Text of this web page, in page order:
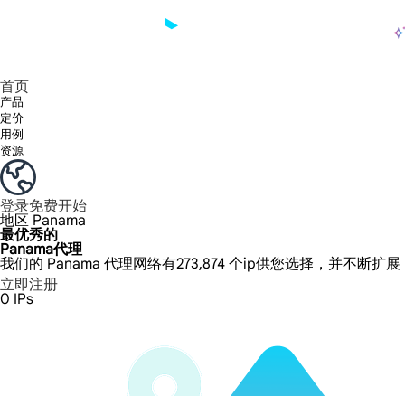
首页
产品
定价
用例
资源
登录免费开始
地区 Panama
最优秀的
Panama代理
我们的 Panama 代理网络有273,874 个ip供您选择，并不断扩
立即注册
0 IPs